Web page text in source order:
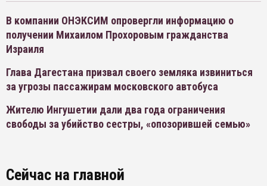
В компании ОНЭКСИМ опровергли информацию о
получении Михаилом Прохоровым гражданства
Израиля
Глава Дагестана призвал своего земляка извиниться
за угрозы пассажирам московского автобуса
Жителю Ингушетии дали два года ограничения
свободы за убийство сестры, «опозорившей семью»
Сейчас на главной